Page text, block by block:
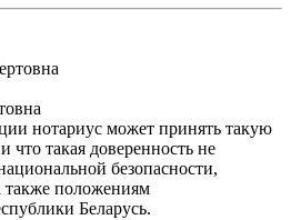
нотариус может принять такую
что такая доверенность не
безопасности,
также положениям
Беларусь.